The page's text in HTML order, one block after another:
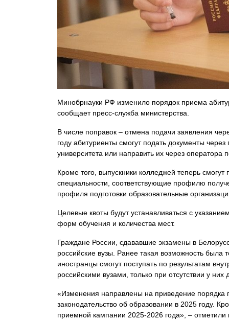
Минобрнауки РФ изменило порядок приема
сообщает пресс-служба министерства.
В числе поправок – отмена подачи заявления
году абитуриенты смогут подать документы
университета или направить их через оператора
Кроме того, выпускники колледжей теперь смогут
специальности, соответствующие профилю
профиля подготовки образовательные
Целевые квоты будут устанавливаться с
форм обучения и количества мест.
Граждане России, сдававшие экзамены в
российские вузы. Ранее такая возможность
иностранцы смогут поступать по результатам
российскими вузами, только при отсутствии у
«Изменения направлены на приведение порядка
законодательство об образовании в 2025 году.
приемной кампании 2025-2026 года», – отметили